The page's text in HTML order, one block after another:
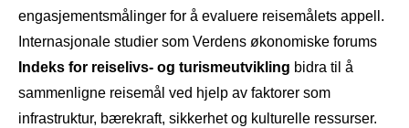
engasjementsmålinger for å evaluere reisemålets appell.
Internasjonale studier som Verdens økonomiske forums
Indeks for reiselivs- og turismeutvikling bidra til å
sammenligne reisemål ved hjelp av faktorer som
infrastruktur, bærekraft, sikkerhet og kulturelle ressurser.